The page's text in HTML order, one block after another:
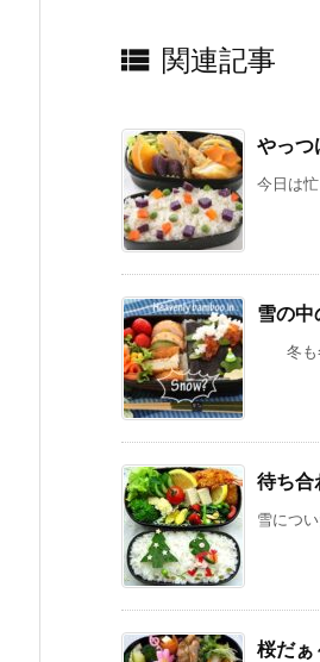
 関連記事
やっつ
今日は
雪の
冬も冬
待ち
雪につ
桜だ